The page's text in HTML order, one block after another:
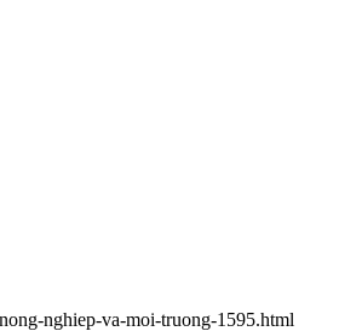
nghiep-va-moi-truong-1595.html